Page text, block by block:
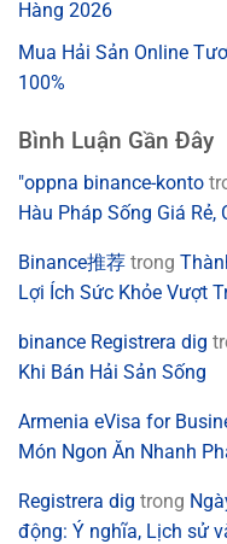
Hàng 2026
Mua Hải Sản Online
100%
Bình Luận Gần Đây
"oppna binance-konto
Hàu Pháp Sống Giá
Binance推荐 trong
Lợi Ích Sức Khỏe Vượt
binance Registrera dig
Khi Bán Hải Sản Sống
Armenia eVisa for
Món Ngon Ăn Nhanh
Registrera dig trong
động: Ý nghĩa, Lịch sử